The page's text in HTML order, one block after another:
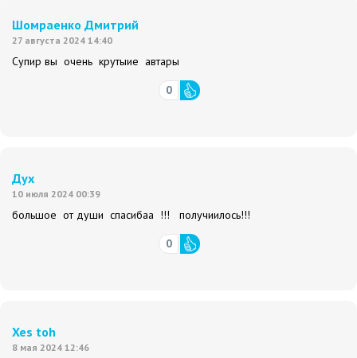
Шомраенко Дмитрий
27 августа 2024 14:40
Супир вы очень крутыие автары
0
Дух
10 июля 2024 00:39
большое от души спасибаа !!! получиилось!!!
0
Xes toh
8 мая 2024 12:46